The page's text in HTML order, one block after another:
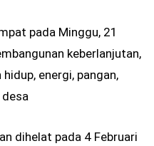
pada Minggu, 21
keberlanjutan,
energi, pangan,
dihelat pada 4 Februari